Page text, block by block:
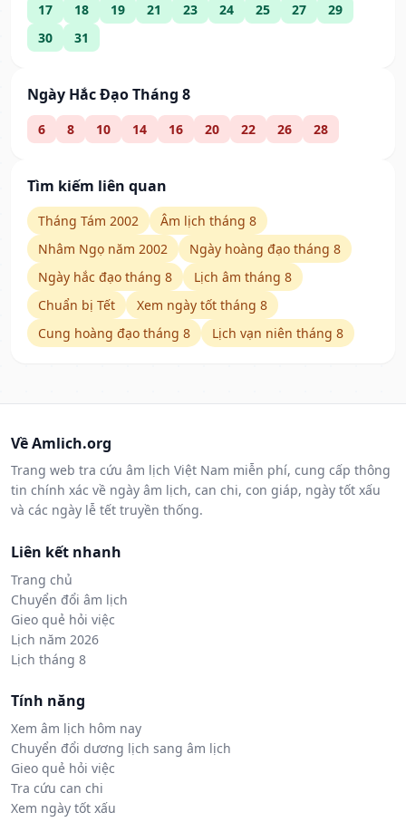
17
18 19 21 23 24 25 27
29
30
31
Ngày Hắc Đạo Tháng 8
6 8 10 14 16 20 22 26 28
Tìm kiếm liên quan
Tháng Tám 2002
Âm lịch tháng 8
Nhâm Ngọ năm 2002
Ngày hoàng đạo tháng 8
Ngày hắc đạo tháng 8
Lịch âm tháng 8
Chuẩn bị Tết
Xem ngày tốt tháng 8
Cung hoàng đạo tháng 8
Lịch vạn niên tháng 8
Về Amlich.org
Trang web tra cứu âm lịch Việt Nam miễn phí, cung cấp thông
tin chính xác về ngày âm lịch, can chi, con giáp, ngày tốt xấu
và các ngày lễ tết truyền thống.
Liên kết nhanh
Trang chủ
Chuyển đổi âm lịch
Gieo quẻ hỏi việc
Lịch năm 2026
Lịch tháng 8
Tính năng
Xem âm lịch hôm nay
Chuyển đổi dương lịch sang âm lịch
Gieo quẻ hỏi việc
Tra cứu can chi
Xem ngày tốt xấu